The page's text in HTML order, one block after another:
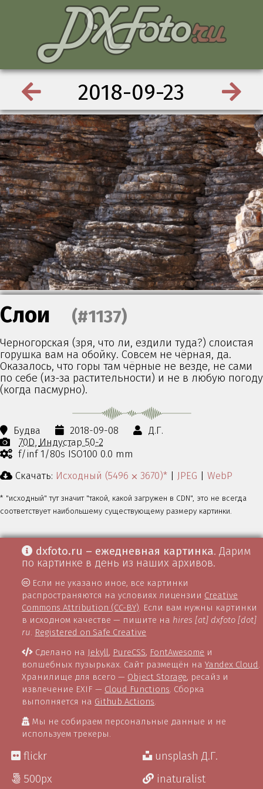
2018-09-23
Слои (#1137)
Черногорская (зря, что ли, ездили туда?) слоистая
горушка вам на обойку. Совсем не чёрная, да.
Оказалось, что горы там чёрные не везде, не сами
по себе (из-за растительности) и не в любую погоду
(когда пасмурно).
Будва 2018-09-08
Д.Г.
70D Индустар 50-2
f/inf 1/80s ISO100 0.0 mm
Скачать: Исходный (5496 ⨉ 3670)* | JPEG | WebP
* "исходный" тут значит "такой, какой загружен в CDN", это не всегда
соответствует наибольшему существующему размеру картинки.
dxfoto.ru – ежедневная картинка. Дарим
по картинке в день из наших архивов.
Если не указано иное, все картинки
распространяются на условиях лицензии Creative
Commons Attribution (CC-BY). Если вам нужны картинки
в исходном качестве — пишите на hires [at] dxfoto [dot]
ru. Registered on Safe Creative
Сделано на Jekyll, PureCSS, FontAwesome и
волшебных пузырьках. Сайт размещён наYandex Cloud.
Хранилище для всего — Object Storage, ресайз и
извлечение EXIF — Cloud Functions. Сборка
выполняется на Github Actions.
Мы не собираем персональные данные и не
используем трекеры.
flickr
500px
unsplash Д.Г.
inaturalist